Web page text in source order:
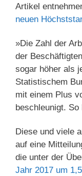
Artikel
neuen
»Die Zahl der
der
sogar höher als
Statistischem
mit einem Plus
beschleunigt.
Diese und viele
auf eine
die unter der
Jahr 2017 um